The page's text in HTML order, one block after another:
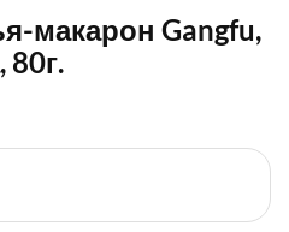
макарон Gangfu,
80г.